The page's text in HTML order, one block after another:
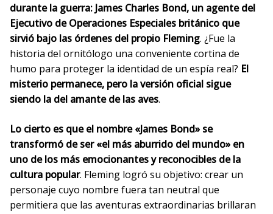
durante la guerra: James Charles Bond, un agente del
Ejecutivo de Operaciones Especiales británico que
sirvió bajo las órdenes del propio Fleming. ¿Fue la
historia del ornitólogo una conveniente cortina de
humo para proteger la identidad de un espía real? El
misterio permanece, pero la versión oficial sigue
siendo la del amante de las aves.
Lo cierto es que el nombre «James Bond» se
transformó de ser «el más aburrido del mundo» en
uno de los más emocionantes y reconocibles de la
cultura popular. Fleming logró su objetivo: crear un
personaje cuyo nombre fuera tan neutral que
permitiera que las aventuras extraordinarias brillaran